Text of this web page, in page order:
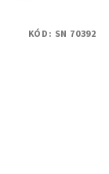
KÓD: SN 70392